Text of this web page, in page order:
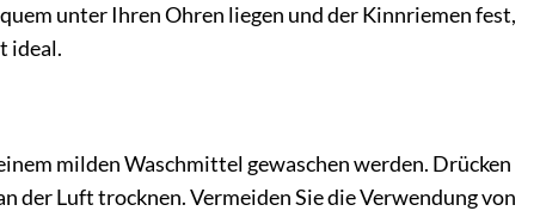
unter Ihren Ohren liegen und der Kinnriemen fest,
ideal.
milden Waschmittel gewaschen werden. Drücken
der Luft trocknen. Vermeiden Sie die Verwendung von